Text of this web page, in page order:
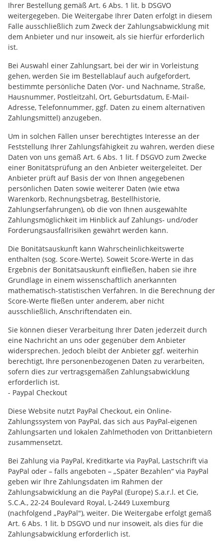
Ihrer Bestellung gemäß Art. 6 Abs. 1 lit. b DSGVO
weitergegeben. Die Weitergabe Ihrer Daten erfolgt in diesem
Falle ausschließlich zum Zweck der Zahlungsabwicklung mit
dem Anbieter und nur insoweit, als sie hierfür erforderlich
ist.
Bei Auswahl einer Zahlungsart, bei der wir in Vorleistung
gehen, werden Sie im Bestellablauf auch aufgefordert,
bestimmte persönliche Daten (Vor- und Nachname, Straße,
Hausnummer, Postleitzahl, Ort, Geburtsdatum, E-Mail-
Adresse, Telefonnummer, ggf. Daten zu einem alternativen
Zahlungsmittel) anzugeben.
Um in solchen Fällen unser berechtigtes Interesse an der
Feststellung Ihrer Zahlungsfähigkeit zu wahren, werden diese
Daten von uns gemäß Art. 6 Abs. 1 lit. f DSGVO zum Zwecke
einer Bonitätsprüfung an den Anbieter weitergeleitet. Der
Anbieter prüft auf Basis der von Ihnen angegebenen
persönlichen Daten sowie weiterer Daten (wie etwa
Warenkorb, Rechnungsbetrag, Bestellhistorie,
Zahlungserfahrungen), ob die von Ihnen ausgewählte
Zahlungsmöglichkeit im Hinblick auf Zahlungs- und/oder
Forderungsausfallrisiken gewährt werden kann.
Die Bonitätsauskunft kann Wahrscheinlichkeitswerte
enthalten (sog. Score-Werte). Soweit Score-Werte in das
Ergebnis der Bonitätsauskunft einfließen, haben sie ihre
Grundlage in einem wissenschaftlich anerkannten
mathematisch-statistischen Verfahren. In die Berechnung der
Score-Werte fließen unter anderem, aber nicht
ausschließlich, Anschriftendaten ein.
Sie können dieser Verarbeitung Ihrer Daten jederzeit durch
eine Nachricht an uns oder gegenüber dem Anbieter
widersprechen. Jedoch bleibt der Anbieter ggf. weiterhin
berechtigt, Ihre personenbezogenen Daten zu verarbeiten,
sofern dies zur vertragsgemäßen Zahlungsabwicklung
erforderlich ist.
- Paypal Checkout
Diese Website nutzt PayPal Checkout, ein Online-
Zahlungssystem von PayPal, das sich aus PayPal-eigenen
Zahlungsarten und lokalen Zahlmethoden von Drittanbietern
zusammensetzt.
Bei Zahlung via PayPal, Kreditkarte via PayPal, Lastschrift via
PayPal oder – falls angeboten – „Später Bezahlen“ via PayPal
geben wir Ihre Zahlungsdaten im Rahmen der
Zahlungsabwicklung an die PayPal (Europe) S.a.r.l. et Cie,
S.C.A., 22-24 Boulevard Royal, L-2449 Luxemburg
(nachfolgend „PayPal"), weiter. Die Weitergabe erfolgt gemäß
Art. 6 Abs. 1 lit. b DSGVO und nur insoweit, als dies für die
Zahlungsabwicklung erforderlich ist.